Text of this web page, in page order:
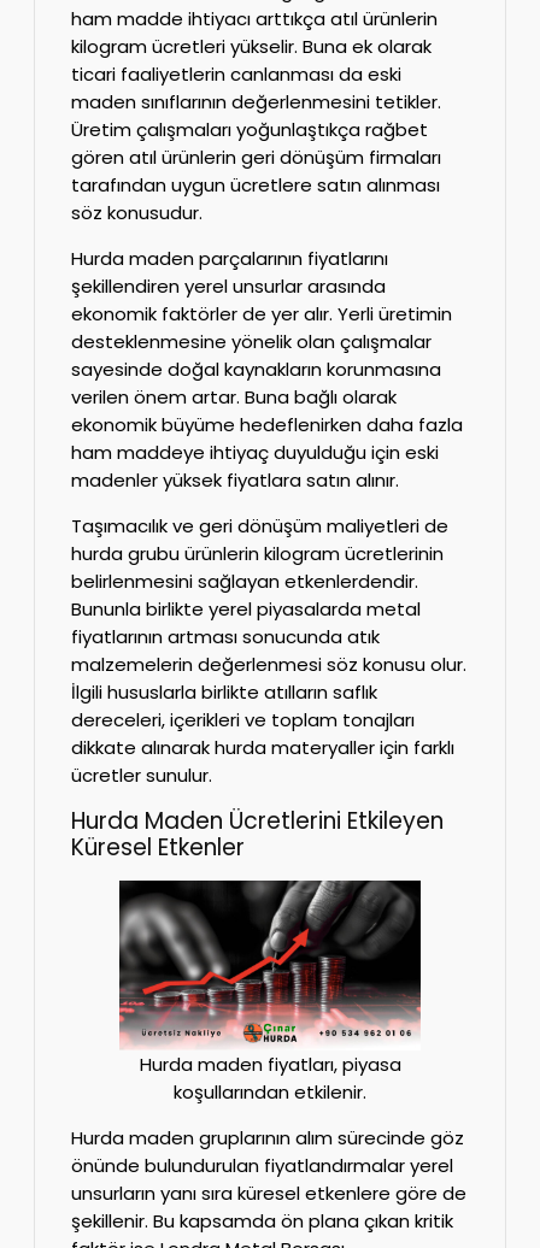
ham madde ihtiyacı arttıkça atıl ürünlerin
kilogram ücretleri yükselir. Buna ek olarak
ticari faaliyetlerin canlanması da eski
maden sınıflarının değerlenmesini tetikler.
Üretim çalışmaları yoğunlaştıkça rağbet
gören atıl ürünlerin geri dönüşüm firmaları
tarafından uygun ücretlere satın alınması
söz konusudur.
Hurda maden parçalarının fiyatlarını
şekillendiren yerel unsurlar arasında
ekonomik faktörler de yer alır. Yerli üretimin
desteklenmesine yönelik olan çalışmalar
sayesinde doğal kaynakların korunmasına
verilen önem artar. Buna bağlı olarak
ekonomik büyüme hedeflenirken daha fazla
ham maddeye ihtiyaç duyulduğu için eski
madenler yüksek fiyatlara satın alınır.
Taşımacılık ve geri dönüşüm maliyetleri de
hurda grubu ürünlerin kilogram ücretlerinin
belirlenmesini sağlayan etkenlerdendir.
Bununla birlikte yerel piyasalarda metal
fiyatlarının artması sonucunda atık
malzemelerin değerlenmesi söz konusu olur.
İlgili hususlarla birlikte atılların saflık
dereceleri, içerikleri ve toplam tonajları
dikkate alınarak hurda materyaller için farklı
ücretler sunulur.
Hurda Maden Ücretlerini Etkileyen
Küresel Etkenler
Hurda maden fiyatları, piyasa
koşullarından etkilenir.
Hurda maden gruplarının alım sürecinde göz
önünde bulundurulan fiyatlandırmalar yerel
unsurların yanı sıra küresel etkenlere göre de
şekillenir. Bu kapsamda ön plana çıkan kritik